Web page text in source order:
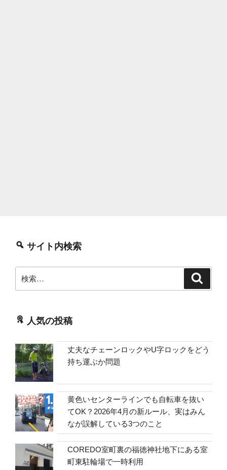
サイト内検索
索:
人気の投稿
丈夫なチェーンロックやU字ロックをどう
持ち運ぶか問題
黄色いセンターラインでも自転車を抜い
てOK？2026年4月の新ルール、実はみん
なが誤解している3つのこと
COREDO室町裏の福徳神社地下にある室
町東駐輪場で一時利用